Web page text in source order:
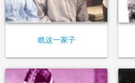
瞧这一家子